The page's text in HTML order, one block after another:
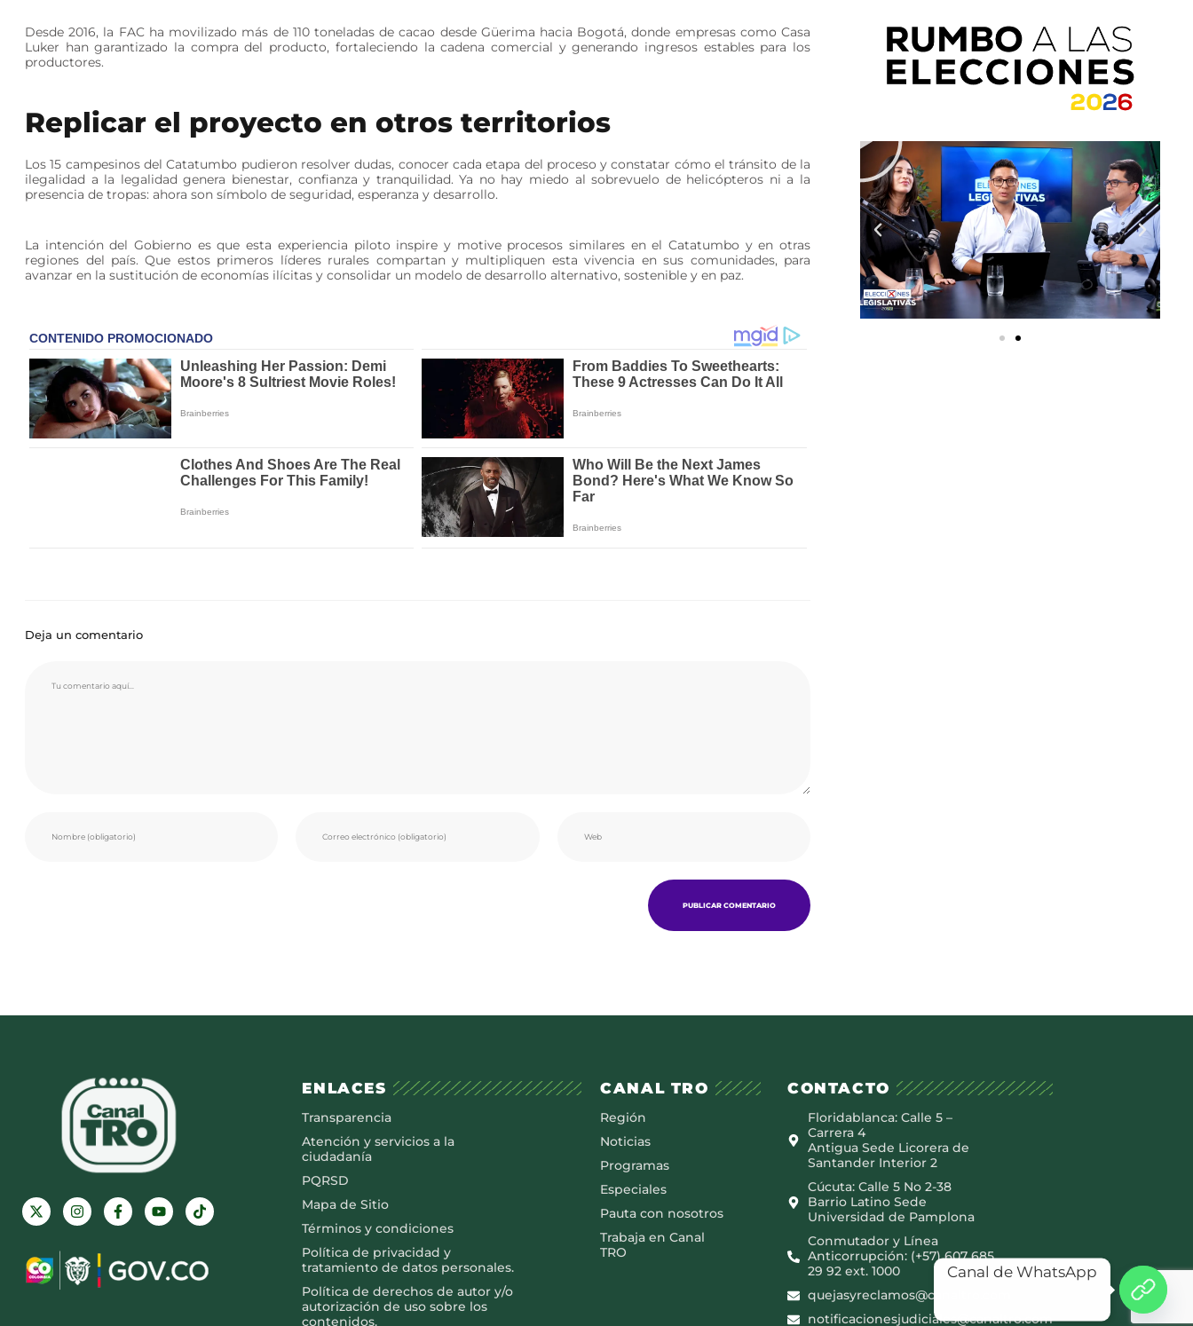
Desde 2016, la FAC ha movilizado más de 110 toneladas de cacao desde Güerima hacia Bogotá, donde empresas como Casa
Luker han garantizado la compra del producto, fortaleciendo la cadena comercial y generando ingresos estables para los
productores.
Replicar el pro​​​yecto en otros territorios
Los 15 campesinos del Catatumbo pudieron resolver dudas, conocer cada etapa del proceso y constatar cómo el tránsito de la
ilegalidad a la legalidad genera bienestar, confianza y tranquilidad. Ya no hay miedo al sobrevuelo de helicópteros ni a la
presencia de tropas: ahora son símbolo de seguridad, esperanza y desarrollo.
La intención del Gobierno es que esta experiencia piloto inspire y motive procesos similares en el Catatumbo y en otras
regiones del país. Que estos primeros líderes rurales compartan y multipliquen esta vivencia en sus comunidades, para
avanzar en la sustitución de economías ilícitas y consolidar un modelo de desarrollo alternativo, sostenible y en paz.
Deja un comentario
ENLACES
Transparencia
Atención y servicios a la
ciudadanía
PQRSD
Mapa de Sitio
Términos y condiciones
Política de privacidad y
tratamiento de datos personales.
Política de derechos de autor y/o
autorización de uso sobre los
contenidos.
CANAL TRO
Región
Noticias
Programas
Especiales
Pauta con nosotros
Trabaja en Canal
TRO
CONTACTO
Floridablanca: Calle 5 –
Carrera 4
Antigua Sede Licorera de
Santander Interior 2
Cúcuta: Calle 5 No 2-38
Barrio Latino Sede
Universidad de Pamplona
Conmutador y Línea
Anticorrupción: (+57) 607 685
29 92 ext. 1000
quejasyreclamos@canaltro.com
notificacionesjudiciales@canaltro.com
Canal de WhatsApp